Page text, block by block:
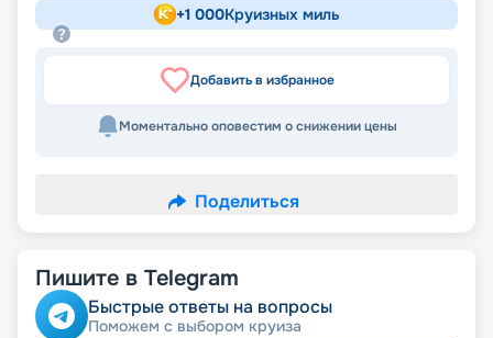
+1 000Круизных миль
Добавить в избранное
Моментально оповестим о снижении цены
Поделиться
Пишите в Telegram
Быстрые ответы на вопросы
Поможем с выбором круиза